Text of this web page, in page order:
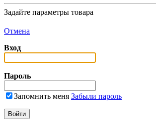
Задайте параметры товара
Отмена
Вход
Пароль
Запомнить меня Забыли пароль